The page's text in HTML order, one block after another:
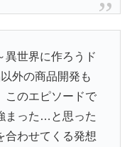
異世界に作ろうド
外の商品開発も
のエピソードで
まった…と思った
合わせてくる発想